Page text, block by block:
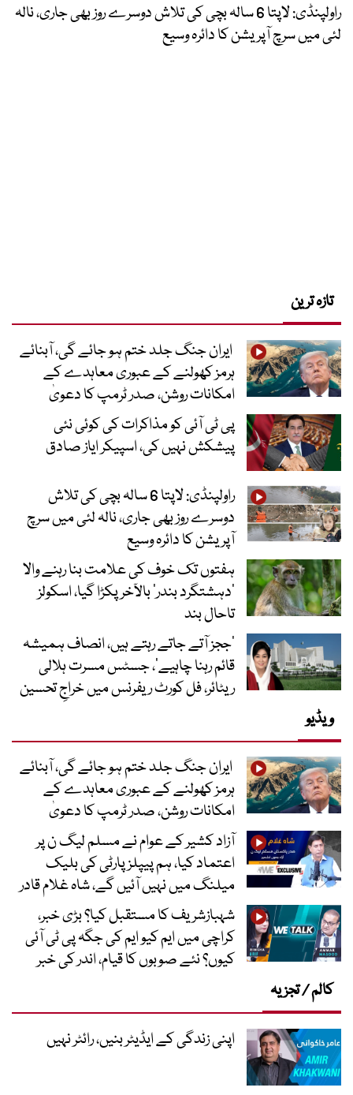
راولپنڈی: لاپتا 6 سالہ بچی کی تلاش دوسرے روز بھی جاری، نالہ
لئی میں سرچ آپریشن کا دائرہ وسیع
تازہ ترین
ایران جنگ جلد ختم ہو جائے گی، آبنائے
ہرمز کھولنے کے عبوری معاہدے کے
امکانات روشن، صدر ٹرمپ کا دعویٰ
پی ٹی آئی کو مذاکرات کی کوئی نئی
پیشکش نہیں کی، اسپیکر ایاز صادق
راولپنڈی: لاپتا 6 سالہ بچی کی تلاش
دوسرے روز بھی جاری، نالہ لئی میں سرچ
آپریشن کا دائرہ وسیع
ہفتوں تک خوف کی علامت بنا رہنے والا
‘دہشتگرد بندر’ بالآخر پکڑا گیا، اسکولز
تاحال بند
’ججز آتے جاتے رہتے ہیں، انصاف ہمیشہ
قائم رہنا چاہیے‘، جسٹس مسرت ہلالی
ریٹائر، فل کورٹ ریفرنس میں خراجِ تحسین
ویڈیو
ایران جنگ جلد ختم ہو جائے گی، آبنائے
ہرمز کھولنے کے عبوری معاہدے کے
امکانات روشن، صدر ٹرمپ کا دعویٰ
آزاد کشیر کے عوام نے مسلم لیگ ن پر
اعتماد کیا، ہم پیپلز پارٹی کی بلیک
میلنگ میں نہیں آئیں گے، شاہ غلام قادر
شہبازشریف کا مستقبل کیا؟ بڑی خبر،
کراچی میں ایم کیو ایم کی جگہ پی ٹی آئی
کیوں؟ نئے صوبوں کا قیام، اندر کی خبر
کالم / تجزیہ
اپنی زندگی کے ایڈیٹر بنیں، رائٹر نہیں